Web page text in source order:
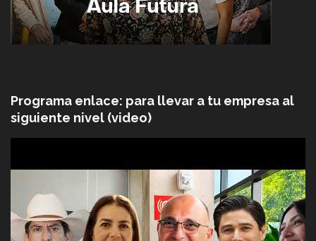
Programa enlace: para llevar a tu empresa al
siguiente nivel (video)